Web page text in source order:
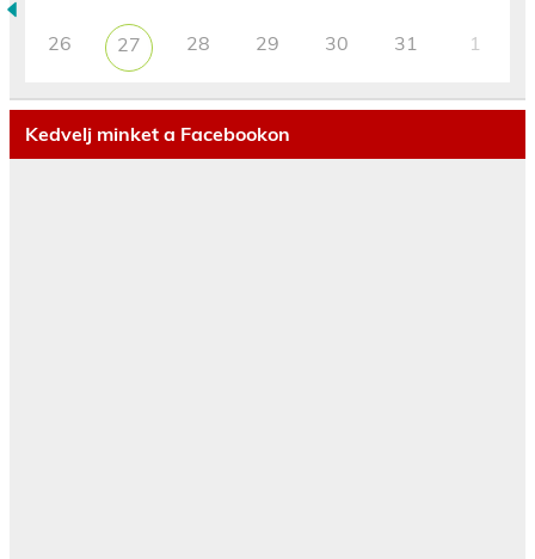
26 27 28 29 30 31 1
Kedvelj minket a Facebookon